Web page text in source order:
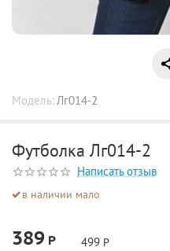
Модель:Лг014-2
Футболка Лг014-2
Написать отзыв
в наличии мало
389 Р 499 Р